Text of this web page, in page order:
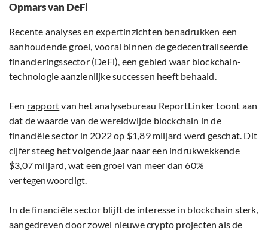
Opmars van DeFi
Recente analyses en expertinzichten benadrukken een
aanhoudende groei, vooral binnen de gedecentraliseerde
financieringssector (DeFi), een gebied waar blockchain-
technologie aanzienlijke successen heeft behaald.
Een rapportvan het analysebureau ReportLinker toont aan
dat de waarde van de wereldwijde blockchain in de
financiële sector in 2022 op $1,89 miljard werd geschat. Dit
cijfer steeg het volgende jaar naar een indrukwekkende
$3,07 miljard, wat een groei van meer dan 60%
vertegenwoordigt.
In de financiële sector blijft de interesse in blockchain sterk,
aangedreven door zowel nieuwecrypto projecten als de